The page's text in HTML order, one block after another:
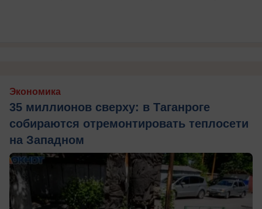
Экономика
35 миллионов сверху: в Таганроге
собираются отремонтировать теплосети
на Западном